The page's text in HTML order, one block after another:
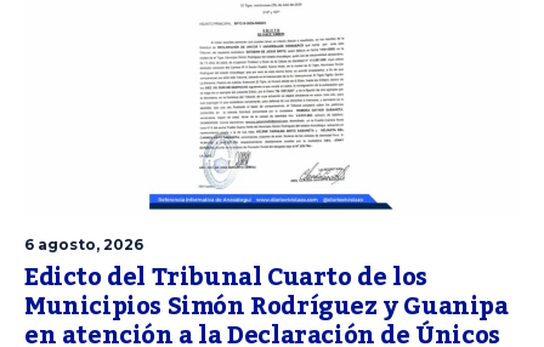
6 agosto, 2026
Edicto del Tribunal Cuarto de los
Municipios Simón Rodríguez y Guanipa
en atención a la Declaración de Únicos